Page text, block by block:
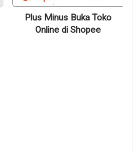
Plus Minus Buka Toko
Online di Shopee